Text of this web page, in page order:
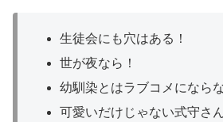
生徒会にも穴はある！
世が夜なら！
幼馴染とはラブコメになら
可愛いだけじゃない式守さ